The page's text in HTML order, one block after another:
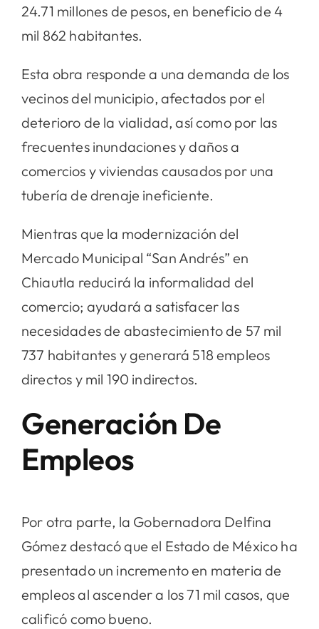
24.71 millones de pesos, en beneficio de 4
mil 862 habitantes.
Esta obra responde a una demanda de los
vecinos del municipio, afectados por el
deterioro de la vialidad, así como por las
frecuentes inundaciones y daños a
comercios y viviendas causados por una
tubería de drenaje ineficiente.
Mientras que la modernización del
Mercado Municipal “San Andrés” en
Chiautla reducirá la informalidad del
comercio; ayudará a satisfacer las
necesidades de abastecimiento de 57 mil
737 habitantes y generará 518 empleos
directos y mil 190 indirectos.
Generación De
Empleos
Por otra parte, la Gobernadora Delfina
Gómez destacó que el Estado de México ha
presentado un incremento en materia de
empleos al ascender a los 71 mil casos, que
calificó como bueno.